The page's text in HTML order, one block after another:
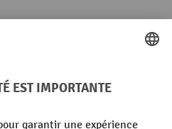
légales